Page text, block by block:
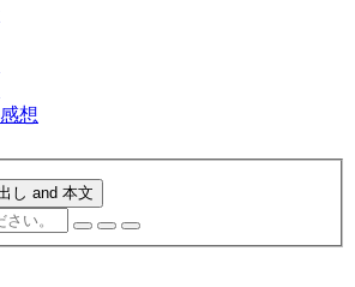
想
し and 本文